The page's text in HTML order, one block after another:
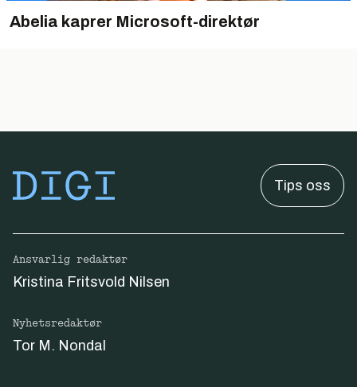
Abelia kaprer Microsoft-direktør
Tips oss
Ansvarlig redaktør
Kristina Fritsvold Nilsen
Nyhetsredaktør
Tor M. Nondal